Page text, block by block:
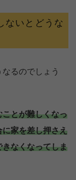
ないとどうな
るのでしょう
とが難しくなっ
家を差し押さえ
なくなってしま